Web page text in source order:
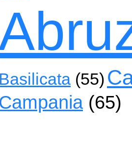
Basilicata(55)
Campania(65)